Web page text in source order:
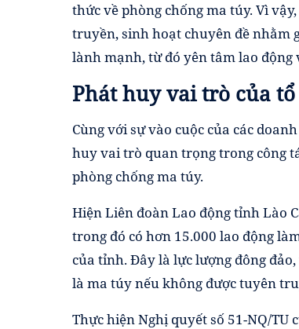
thức về phòng chống ma túy. Vì
truyền, sinh hoạt chuyên đề nhằm
lành mạnh, từ đó yên tâm lao
Phát huy vai trò của
Cùng với sự vào cuộc của các
huy vai trò quan trọng trong công
phòng chống ma túy.
Hiện Liên đoàn Lao động tỉnh Lào
trong đó có hơn 15.000 lao động
của tỉnh. Đây là lực lượng đông
là ma túy nếu không được tuyên
Thực hiện Nghị quyết số 51-NQ/TU